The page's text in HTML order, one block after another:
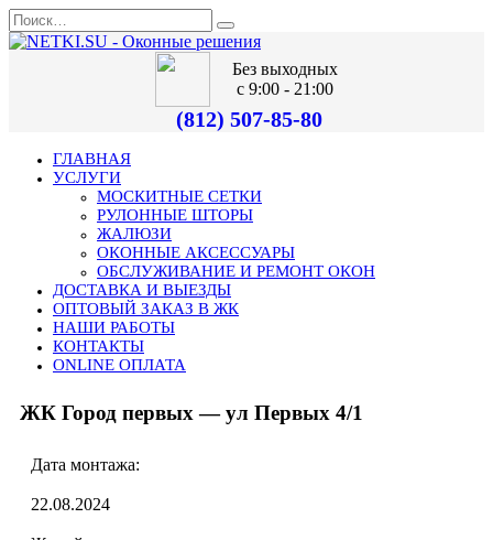
Без выходных
с 9:00 - 21:00
(812) 507-85-80
ГЛАВНАЯ
УСЛУГИ
МОСКИТНЫЕ СЕТКИ
РУЛОННЫЕ ШТОРЫ
ЖАЛЮЗИ
ОКОННЫЕ АКСЕССУАРЫ
ОБСЛУЖИВАНИЕ И РЕМОНТ ОКОН
ДОСТАВКА И ВЫЕЗДЫ
ОПТОВЫЙ ЗАКАЗ В ЖК
НАШИ РАБОТЫ
КОНТАКТЫ
ONLINE ОПЛАТА
ЖК Город первых — ул Первых 4/1
Дата монтажа:
22.08.2024